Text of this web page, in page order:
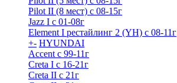
Pilot II (8 мест) с 08-15г
Jazz I c 01-08г
Element I рестайлинг 2 (YH) с 08-11г
+- HYUNDAI
Accent с 99-11г
Creta I с 16-21г
Creta II с 21г